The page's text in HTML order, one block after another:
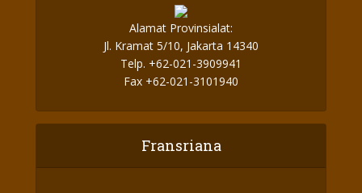
Alamat Provinsialat:
Jl. Kramat 5/10, Jakarta 14340
Telp. +62-021-3909941
Fax +62-021-3101940
Fransriana